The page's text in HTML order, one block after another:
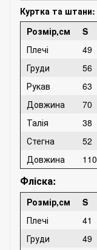
Куртка та штани:
Розмір,см
S
Плечі
49
Груди
56
Рукав
63
Довжина
70
Талія
38
Стегна
52
Довжина
110
Фліска:
Розмір,см S
Плечі
41
Груди
49